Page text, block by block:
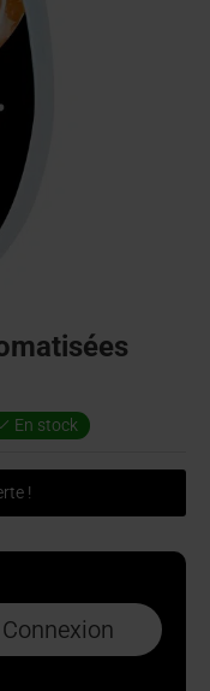
En stock
!
Connexion